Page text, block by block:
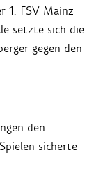
1. FSV Mainz
setzte sich die
gegen den
den
sicherte